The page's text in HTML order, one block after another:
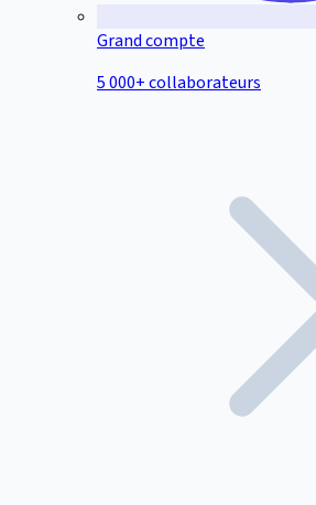
Grand compte
5 000+ collaborateurs